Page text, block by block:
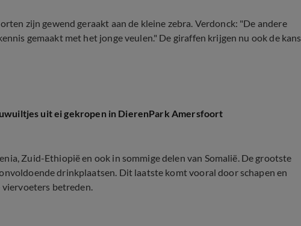
zijn gewend geraakt aan de kleine zebra. Verdonck: "De andere
gemaakt met het jonge veulen." De giraffen krijgen nu ook de kans
uit ei gekropen in DierenPark Amersfoort
Zuid-Ethiopië en ook in sommige delen van Somalië. De grootste
drinkplaatsen. Dit laatste komt vooral door schapen en
betreden.